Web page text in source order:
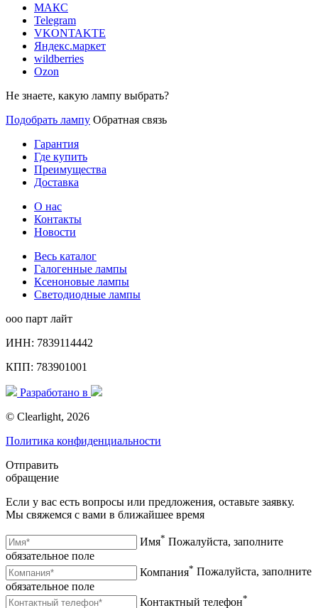
МАКС
Telegram
VKONTAKTE
Яндекс.маркет
wildberries
Ozon
Не знаете, какую лампу выбрать?
Подобрать лампу Обратная связь
Гарантия
Где купить
Преимущества
Доставка
О нас
Контакты
Новости
Весь каталог
Галогенные лампы
Ксеноновые лампы
Светодиодные лампы
ооо парт лайт
ИНН: 7839114442
КПП: 783901001
Разработано в
© Clearlight, 2026
Политика конфиденциальности
Отправить
обращение
Если у вас есть вопросы или предложения, оставьте заявку.
Мы свяжемся с вами в ближайшее время
Имя* Пожалуйста, заполните
обязательное поле
Компания* Пожалуйста, заполните
обязательное поле
Контактный телефон*